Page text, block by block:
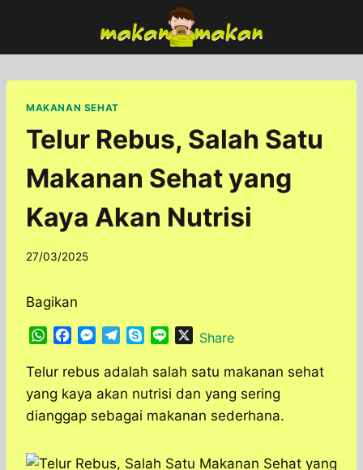
content
MAKANAN SEHAT
Telur Rebus, Salah Satu
Makanan Sehat yang
Kaya Akan Nutrisi
By
27/03/2025
Bagikan
W
a
t
s
A
p
c
e
b
o
k
M
s
s
n
e
l
e
r
m
y
p
n
e
XShare
Telur rebus adalah salah satu makanan sehat
yang kaya akan nutrisi dan yang sering
dianggap sebagai makanan sederhana.